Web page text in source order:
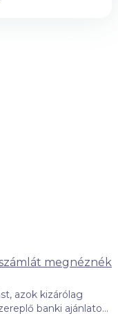
megnéznék
azok kizárólag